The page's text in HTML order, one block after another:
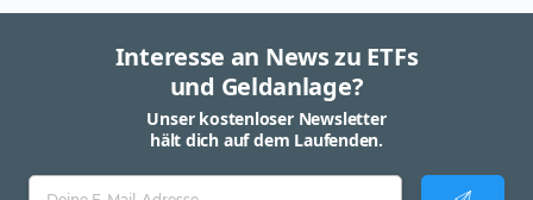
Interesse an News zu ETFs
und Geldanlage?
Unser kostenloser Newsletter
hält dich auf dem Laufenden.